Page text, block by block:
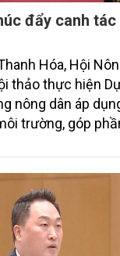
đẩy canh
Hóa, Hội
thảo thực hiện
nông dân áp
trường, góp
tham gia của
quản lý nhà nước,
tác xã và nông
hình sản xuất